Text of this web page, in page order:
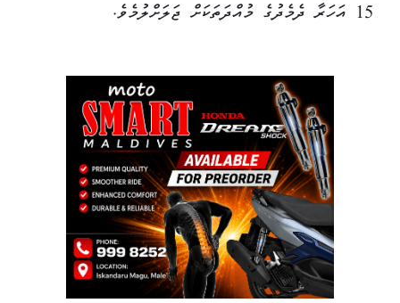
15 އަހަރާ ދެމެދުގެ މުއްދަތަކަށް ޖަލަށްލުމެވެ.